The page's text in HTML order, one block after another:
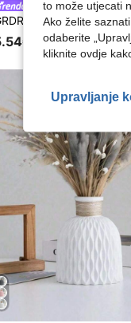
GRDR
to može utjecati
Ako želite
odaberite
kliknite ovdje
Upravljanje